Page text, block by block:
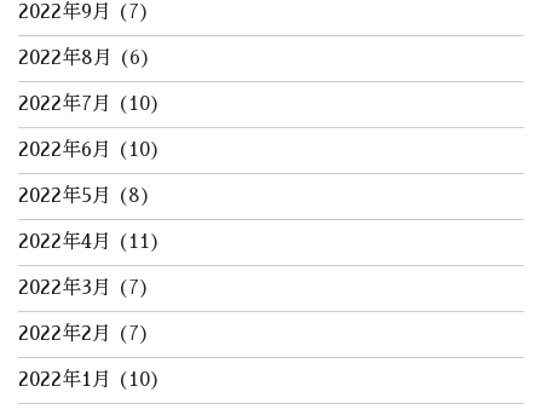
2022年9月 (7)
2022年8月 (6)
2022年7月 (10)
2022年6月 (10)
2022年5月 (8)
2022年4月 (11)
2022年3月 (7)
2022年2月 (7)
2022年1月 (10)